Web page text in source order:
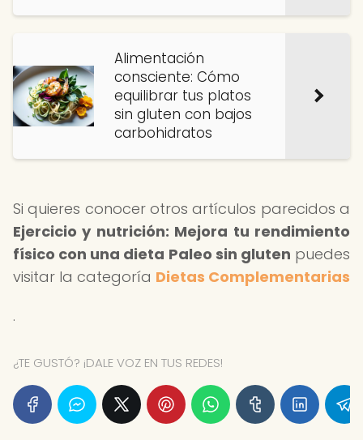
Alimentación
consciente: Cómo
equilibrar tus platos
sin gluten con bajos
carbohidratos
Si quieres conocer otros artículos parecidos a
Ejercicio y nutrición: Mejora tu rendimiento
físico con una dieta Paleo sin gluten puedes
visitar la categoría Dietas Complementarias
.
¿TE GUSTÓ? ¡DALE VOZ EN TUS REDES!